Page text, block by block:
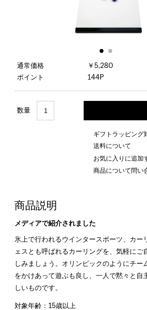
通常価格
￥5,280
ポイント
144P
数量
ギフトラッピング
送料について
お気に入りに追加
商品について問い
商品説明
メディアで紹介されました
氷上で行われるウインタースポーツ、カー
ェスとも呼ばれるカーリングを、気軽にご
しみましょう。オリンピックのようにチー
をかけあって遊ぶも良し、一人で黙々と自
しいものです。
対象年齢：15歳以上